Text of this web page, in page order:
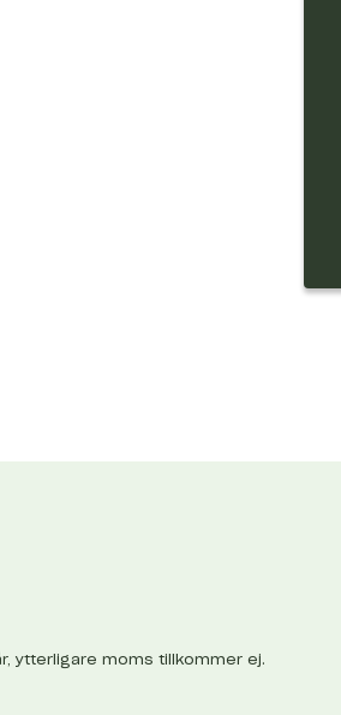
ytterligare moms tillkommer ej.